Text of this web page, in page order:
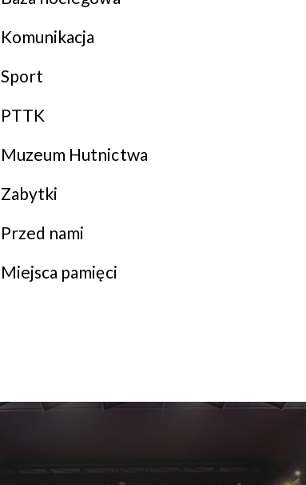
Komunikacja
Sport
PTTK
Muzeum Hutnictwa
Zabytki
Przed nami
Miejsca pamięci